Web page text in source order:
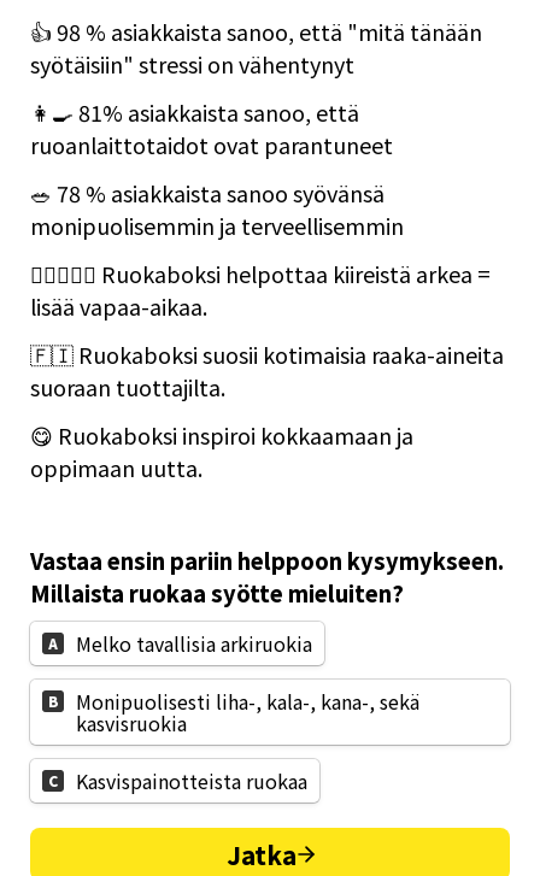
👍 98 % asiakkaista sanoo, että "mitä tänään
syötäisiin" stressi on vähentynyt
👩‍🍳 81% asiakkaista sanoo, että
ruoanlaittotaidot ovat parantuneet
🥗 78 % asiakkaista sanoo syövänsä
monipuolisemmin ja terveellisemmin
👩🏼‍❤️‍👨🏻 Ruokaboksi helpottaa kiireistä arkea =
lisää vapaa-aikaa.
🇫🇮 Ruokaboksi suosii kotimaisia raaka-aineita
suoraan tuottajilta.
😋 Ruokaboksi inspiroi kokkaamaan ja
oppimaan uutta.
Millaista ruokaa syötte mieluiten?
A Melko tavallisia arkiruokia
B Monipuolisesti liha-, kala-, kana-, sekä
kasvisruokia
C Kasvispainotteista ruokaa
Jatka